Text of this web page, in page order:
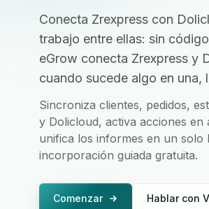
Conecta Zrexpress con
trabajo entre ellas: sin
eGrow conecta Zrexpress y
cuando sucede algo en una,
Sincroniza clientes, pedidos,
y Dolicloud, activa acciones
unifica los informes en un solo
incorporación guiada gratuita.
Comenzar Hablar con